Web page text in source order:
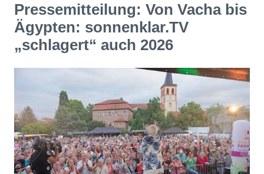
Pressemitteilung: Von Vacha bis
Ägypten: sonnenklar.TV
„schlagert“ auch 2026